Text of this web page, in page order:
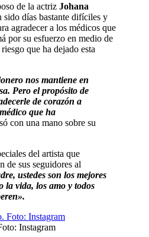
de la actriz Johana
sido días bastante difíciles y
agradecer a los médicos que
por su esfuerzo en medio de
que ha dejado esta
nos mantiene en
Pero el propósito de
de corazón a
que ha
con una mano sobre su
del artista que
de sus seguidores al
ustedes son los mejores
la vida, los amo y todos
Instagram